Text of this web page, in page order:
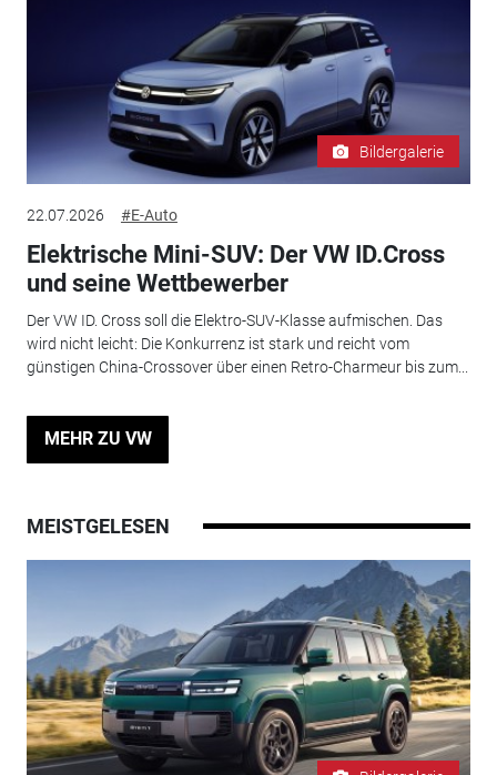
Bildergalerie
22.07.2026 #E-Auto
Elektrische Mini-SUV: Der VW ID.Cross
und seine Wettbewerber
Der VW ID. Cross soll die Elektro-SUV-Klasse aufmischen. Das
wird nicht leicht: Die Konkurrenz ist stark und reicht vom
günstigen China-Crossover über einen Retro-Charmeur bis zum...
MEHR ZU VW
MEISTGELESEN